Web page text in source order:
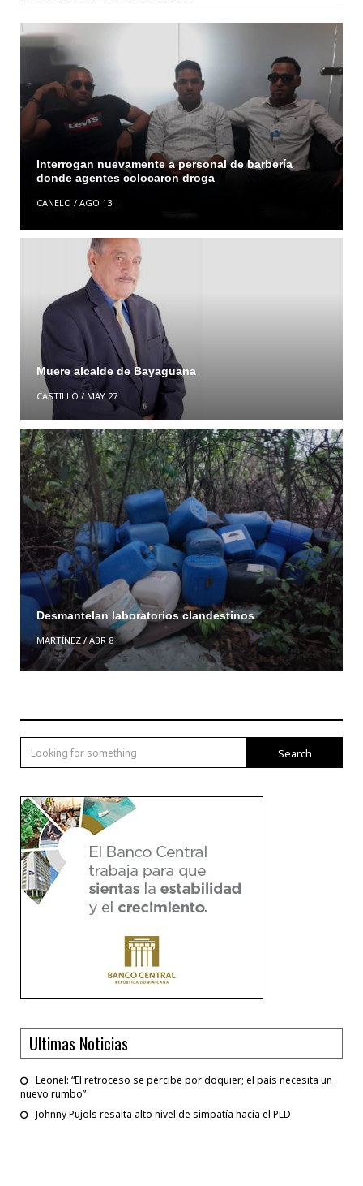
Interrogan nuevamente a personal de barbería
donde agentes colocaron droga
CANELO / AGO 13
Muere alcalde de Bayaguana
CASTILLO / MAY 27
Desmantelan laboratorios clandestinos
MARTÍNEZ/ABR 8
Search
Ultimas Noticias
Leonel: “El retroceso se percibe por doquier; el país necesita un
nuevo rumbo”
Johnny Pujols resalta alto nivel de simpatía hacia el PLD